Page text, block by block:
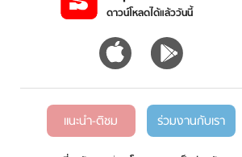
ดาวน์โหลดได้แล้ววันนี้
แนะนำ-ติชม ร่วมงานกับเรา